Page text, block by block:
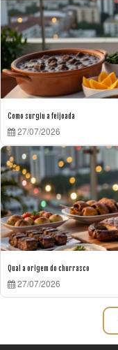
Como surgiu a feijoada
27/07/2026
Qual a origem do churrasco
27/07/2026